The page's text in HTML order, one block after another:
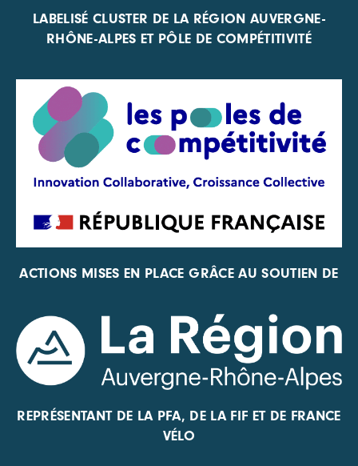
LABELISÉ CLUSTER DE LA RÉGION AUVERGNE-
RHÔNE-ALPES ET PÔLE DE COMPÉTITIVITÉ
ACTIONS MISES EN PLACE GRÂCE AU SOUTIEN DE
REPRÉSENTANT DE LA PFA, DE LA FIF ET DE FRANCE
VÉLO